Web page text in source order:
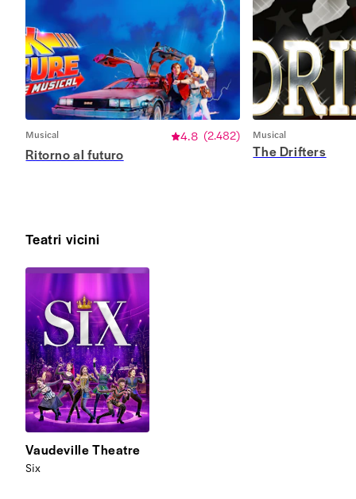
Musical 4.8 (2.482)
Ritorno al futuro
Musical
The Drifters
Teatri vicini
Vaudeville Theatre
Six